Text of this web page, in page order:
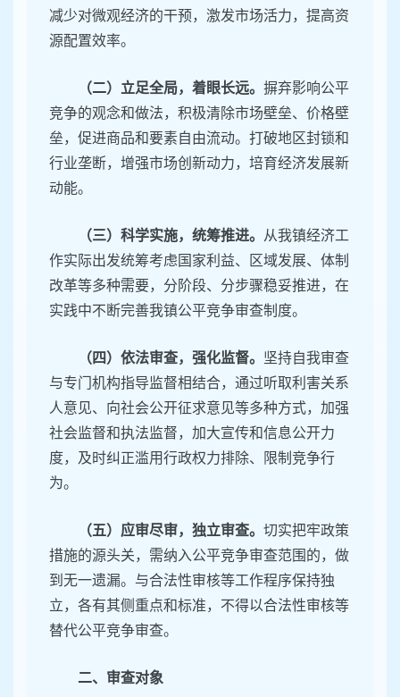
减少对微观经济的干预，激发市场活力，提高资
源配置效率。
（二）立足全局，着眼长远。 摒弃影响公平
竞争的观念和做法，积极清除市场壁垒、价格壁
垒，促进商品和要素自由流动。打破地区封锁和
行业垄断，增强市场创新动力，培育经济发展新
动能。
（三）科学实施，统筹推进。
从我镇经济工
作实际出发统筹考虑国家利益、区域发展、体制
改革等多种需要，分阶段、分步骤稳妥推进，在
实践中不断完善我镇公平竞争审查制度。
（四）依法审查，强化监督。 坚持自我审查
与专门机构指导监督相结合，通过听取利害关系
人意见、向社会公开征求意见等多种方式，加强
社会监督和执法监督，加大宣传和信息公开力
度，及时纠正滥用行政权力排除、限制竞争行
为。
（五）应审尽审，独立审查。 切实把牢政策
措施的源头关，需纳入公平竞争审查范围的，做
到无一遗漏。与合法性审核等工作程序保持独
立，各有其侧重点和标准，不得以合法性审核等
替代公平竞争审查。
二、审查对象